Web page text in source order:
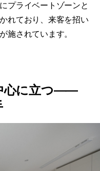
プライベートゾーンと
れており、来客を招い
施されています。
心に立つ——